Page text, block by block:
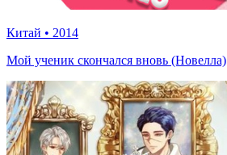
Китай • 2014
Мой ученик скончался вновь (Новелла)